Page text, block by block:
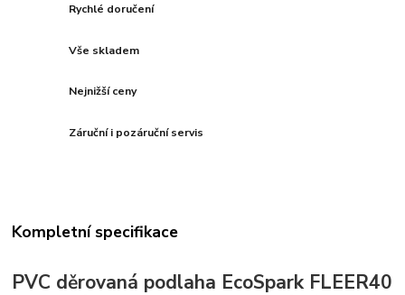
Rychlé doručení
Vše skladem
Nejnižší ceny
Záruční i pozáruční servis
Kompletní specifikace
PVC děrovaná podlaha EcoSpark FLEER40